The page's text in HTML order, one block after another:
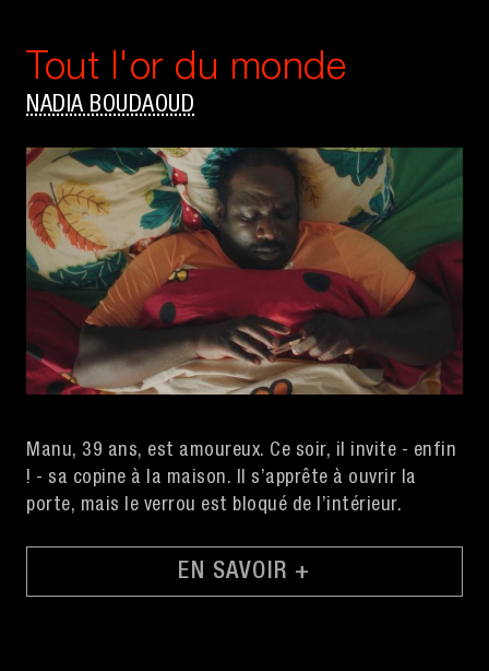
Tout l'or du monde
NADIA BOUDAOUD
Manu, 39 ans, est amoureux. Ce soir, il invite - enfin
! - sa copine à la maison. Il s’apprête à ouvrir la
porte, mais le verrou est bloqué de l’intérieur.
EN SAVOIR +